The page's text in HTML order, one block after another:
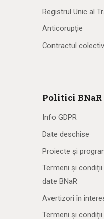
Registrul Unic al
Anticorupție
Contractul
Politici BNaR
Info GDPR
Date deschise
Proiecte și
Termeni și
date BNaR
Avertizori în
Termeni și condiții